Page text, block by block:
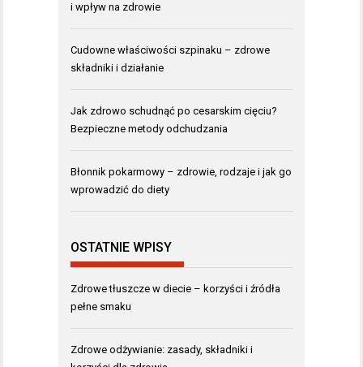
i wpływ na zdrowie
Cudowne właściwości szpinaku – zdrowe
składniki i działanie
Jak zdrowo schudnąć po cesarskim cięciu?
Bezpieczne metody odchudzania
Błonnik pokarmowy – zdrowie, rodzaje i jak go
wprowadzić do diety
OSTATNIE WPISY
Zdrowe tłuszcze w diecie – korzyści i źródła
pełne smaku
Zdrowe odżywianie: zasady, składniki i